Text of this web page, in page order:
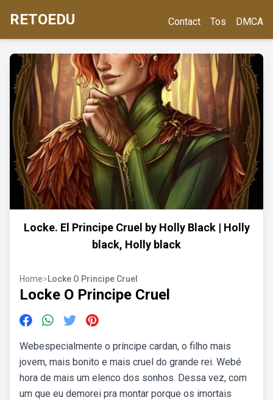
RETOEDU Contact Tos DMCA
Locke. El Principe Cruel by Holly Black | Holly
black, Holly black
Home>Locke O Principe Cruel
Locke O Principe Cruel
Webespecialmente o príncipe cardan, o filho mais
jovem, mais bonito e mais cruel do grande rei. Webé
hora de mais um elenco dos sonhos. Dessa vez, com
um que eu demorei pra montar porque os imortais